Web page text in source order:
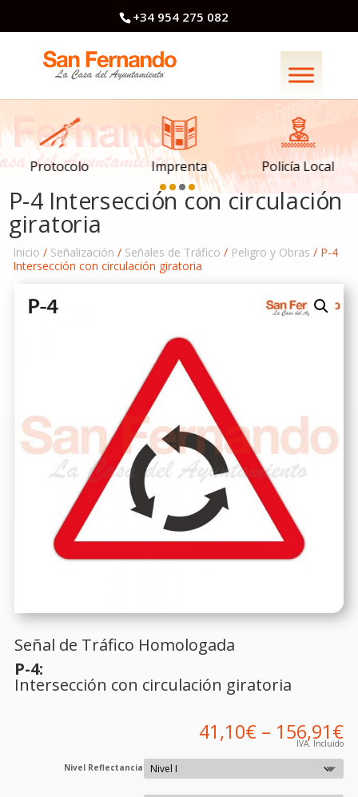
+34 954 275 082
Protocolo Imprenta Policía Local
P-4 Intersección con circulación
giratoria
Inicio / Señalización / Señales de Tráfico / Peligro y Obras / P-4
Intersección con circulación giratoria
Señal de Tráfico Homologada
P-4:
Intersección con circulación giratoria
41,10€ – 156,91€
IVA. Incluido
Nivel Reflectancia